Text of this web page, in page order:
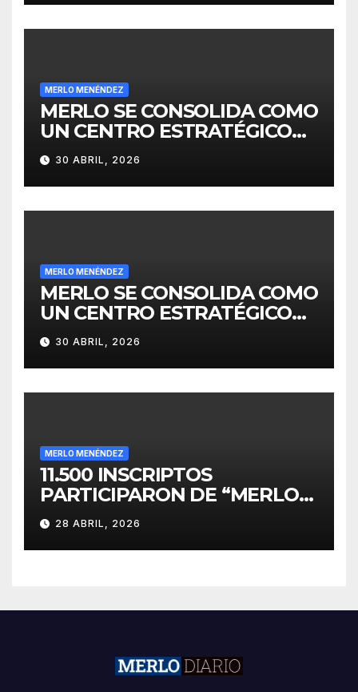
MERLO MENÉNDEZ
MERLO SE CONSOLIDA COMO
UN CENTRO ESTRATÉGICO
PARA EL DESARROLLO DE
INVERSIONES
30 ABRIL, 2026
MERLO MENÉNDEZ
MERLO SE CONSOLIDA COMO
UN CENTRO ESTRATÉGICO
PARA EL DESARROLLO DE
INVERSIONES
30 ABRIL, 2026
MERLO MENÉNDEZ
11.500 INSCRIPTOS
PARTICIPARON DE “MERLO
CORRE POR MALVINAS”
28 ABRIL, 2026